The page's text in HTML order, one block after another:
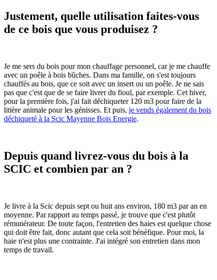
Justement, quelle utilisation faites-vous
de ce bois que vous produisez ?
Je me sers du bois pour mon chauffage personnel, car je me chauffe
avec un poêle à bois bûches. Dans ma famille, on s'est toujours
chauffés au bois, que ce soit avec un insert ou un poêle. Je ne sais
pas que c'est que de se faire livrer du fioul, par exemple. Cet hiver,
pour la première fois, j'ai fait déchiqueter 120 m3 pour faire de la
litière animale pour les génisses. Et puis, je vends également du bois
déchiqueté à la Scic Mayenne Bois Energie.
Depuis quand livrez-vous du bois à la
SCIC et combien par an ?
Je livre à la Scic depuis sept ou huit ans environ, 180 m3 par an en
moyenne. Par rapport au temps passé, je trouve que c'est plutôt
rémunérateur. De toute façon, l'entretien des haies est quelque chose
qui doit être fait, donc autant que cela soit bénéfique. Pour moi, la
haie n'est plus une contrainte. J'ai intégré son entretien dans mon
temps de travail.